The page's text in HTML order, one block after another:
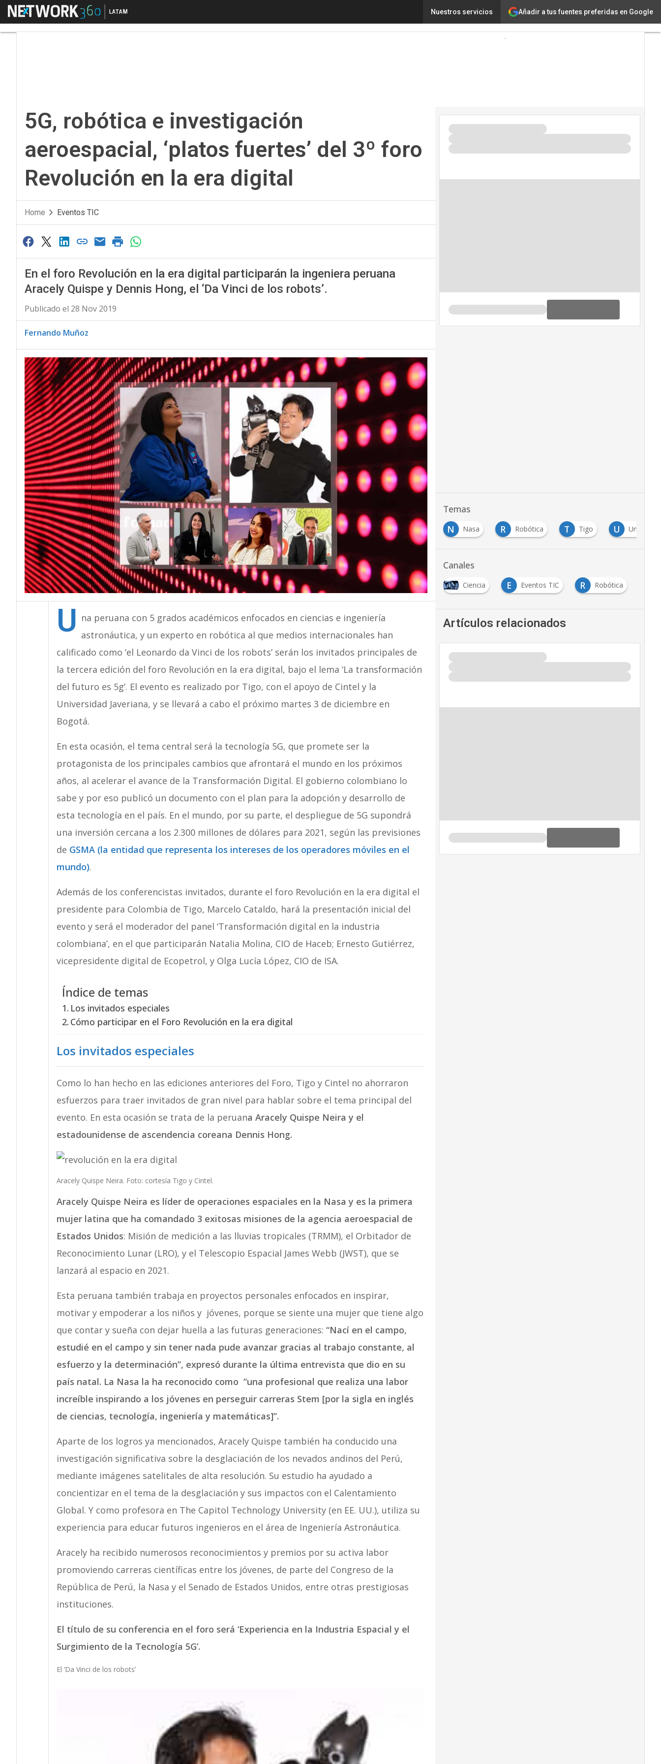
Añadir a tus fuentes preferidas en Google
Nuestros servicios
Menú 5G, robótica e investigación aeroespacial, ‘platos fuertes’ del 3º foro Revolución en la era digital Tecnología
Innovación
Ciberseguridad
5G, robótica e investigación
aeroespacial, ‘platos fuertes’ del 3º foro
Revolución en la era digital
Home Eventos TIC
En el foro Revolución en la era digital participarán la ingeniera peruana
Aracely Quispe y Dennis Hong, el ‘Da Vinci de los robots’.
Publicado el 28 Nov 2019
Fernando Muñoz
U na peruana con 5 grados académicos enfocados en ciencias e ingeniería
astronáutica, y un experto en robótica al que medios internacionales han
calificado como ‘el Leonardo da Vinci de los robots’ serán los invitados principales de
la tercera edición del foro Revolución en la era digital, bajo el lema ‘La transformación
del futuro es 5g’. El evento es realizado por Tigo, con el apoyo de Cintel y la
Universidad Javeriana, y se llevará a cabo el próximo martes 3 de diciembre en
Bogotá.
En esta ocasión, el tema central será la tecnología 5G, que promete ser la
protagonista de los principales cambios que afrontará el mundo en los próximos
años, al acelerar el avance de la Transformación Digital. El gobierno colombiano lo
sabe y por eso publicó un documento con el plan para la adopción y desarrollo de
esta tecnología en el país. En el mundo, por su parte, el despliegue de 5G supondrá
una inversión cercana a los 2.300 millones de dólares para 2021, según las previsiones
de GSMA (la entidad que representa los intereses de los operadores móviles en el
mundo).
Además de los conferencistas invitados, durante el foro Revolución en la era digital el
presidente para Colombia de Tigo, Marcelo Cataldo, hará la presentación inicial del
evento y será el moderador del panel ‘Transformación digital en la industria
colombiana’, en el que participarán Natalia Molina, CIO de Haceb; Ernesto Gutiérrez,
vicepresidente digital de Ecopetrol, y Olga Lucía López, CIO de ISA.
Índice de temas
Los invitados especiales
Cómo participar en el Foro Revolución en la era digital
Los invitados especiales
Como lo han hecho en las ediciones anteriores del Foro, Tigo y Cintel no ahorraron
esfuerzos para traer invitados de gran nivel para hablar sobre el tema principal del
evento. En esta ocasión se trata de la peruana Aracely Quispe Neira y el
estadounidense de ascendencia coreana Dennis Hong.
Aracely Quispe Neira. Foto: cortesía Tigo y Cintel.
Aracely Quispe Neira es líder de operaciones espaciales en la Nasa y es la primera
mujer latina que ha comandado 3 exitosas misiones de la agencia aeroespacial de
Estados Unidos: Misión de medición a las lluvias tropicales (TRMM), el Orbitador de
Reconocimiento Lunar (LRO), y el Telescopio Espacial James Webb (JWST), que se
lanzará al espacio en 2021.
Esta peruana también trabaja en proyectos personales enfocados en inspirar,
motivar y empoderar a los niños y jóvenes, porque se siente una mujer que tiene algo
que contar y sueña con dejar huella a las futuras generaciones: “Nací en el campo,
estudié en el campo y sin tener nada pude avanzar gracias al trabajo constante, al
esfuerzo y la determinación”, expresó durante la última entrevista que dio en su
país natal. La Nasa la ha reconocido como “una profesional que realiza una labor
increíble inspirando a los jóvenes en perseguir carreras Stem [por la sigla en inglés
de ciencias, tecnología, ingeniería y matemáticas]”.
Aparte de los logros ya mencionados, Aracely Quispe también ha conducido una
investigación significativa sobre la desglaciación de los nevados andinos del Perú,
mediante imágenes satelitales de alta resolución. Su estudio ha ayudado a
concientizar en el tema de la desglaciación y sus impactos con el Calentamiento
Global. Y como profesora en The Capitol Technology University (en EE. UU.), utiliza su
experiencia para educar futuros ingenieros en el área de Ingeniería Astronáutica.
Aracely ha recibido numerosos reconocimientos y premios por su activa labor
promoviendo carreras científicas entre los jóvenes, de parte del Congreso de la
República de Perú, la Nasa y el Senado de Estados Unidos, entre otras prestigiosas
instituciones.
El título de su conferencia en el foro será ‘Experiencia en la Industria Espacial y el
Surgimiento de la Tecnología 5G’.
El ‘Da Vinci de los robots’
Temas
C
Cintel N Nasa R Robótica T Tigo U
Canales
5
5G Ciencia E Eventos TIC R Robótica
Artículos relacionados